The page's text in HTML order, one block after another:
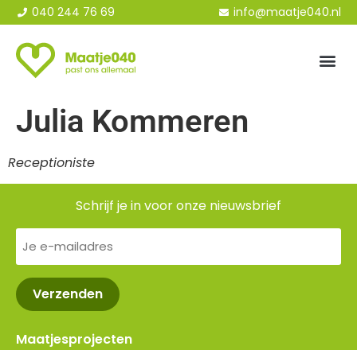
040 244 76 69 info@maatje040.nl
Julia Kommeren
Receptioniste
Schrijf je in voor onze nieuwsbrief
E-
mailadres
Maatjesprojecten